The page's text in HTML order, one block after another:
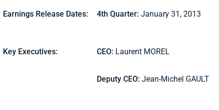
Earnings Release Dates: 4th Quarter: January 31, 2013
Key Executives: CEO: Laurent MOREL
Deputy CEO: Jean-Michel GAULT